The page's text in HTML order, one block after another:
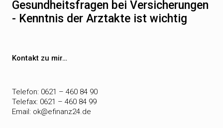
Beitrag
Gesundheitsfragen bei Versicherungen
- Kenntnis der Arztakte ist wichtig
Kontakt zu mir…
Telefon: 0621 – 460 84 90
Telefax: 0621 – 460 84 99
Email: ok@efinanz24.de